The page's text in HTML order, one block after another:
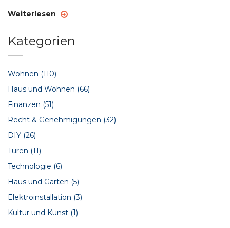
Weiterlesen
Kategorien
Wohnen (110)
Haus und Wohnen (66)
Finanzen (51)
Recht & Genehmigungen (32)
DIY (26)
Türen (11)
Technologie (6)
Haus und Garten (5)
Elektroinstallation (3)
Kultur und Kunst (1)